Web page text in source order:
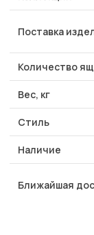
Поставка
Количество
Вес, кг
Стиль
Наличие
Ближайшая